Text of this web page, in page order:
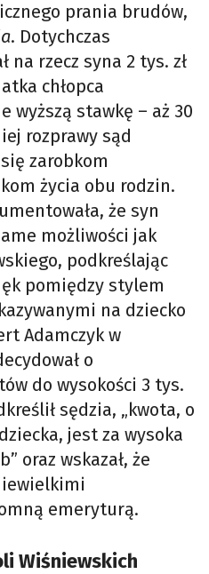
prania brudów,
. Dotychczas
na rzecz syna 2 tys. zł
chłopca
wyższą stawkę – aż 30
rozprawy sąd
zarobkom
życia obu rodzin.
że syn
możliwości jak
podkreślając
pomiędzy stylem
na dziecko
Adamczyk w
o
do wysokości 3 tys.
sędzia, „kwota, o
jest za wysoka
oraz wskazał, że
emeryturą.
Wiśniewskich